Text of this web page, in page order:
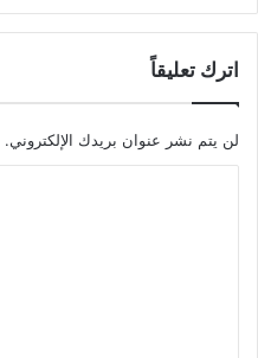
اترك تعليقاً
لن يتم نشر عنوان بريدك الإلكتروني.